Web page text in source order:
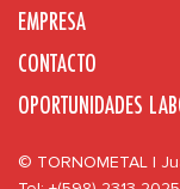
EMPRESA
CONTACTO
OPORTUNIDADES
© TORNOMETAL |